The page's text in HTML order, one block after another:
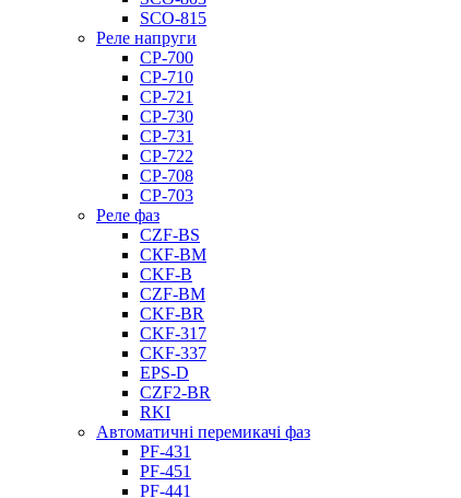
SCO-815
Реле напруги
CP-700
CP-710
CP-721
CP-730
CP-731
CP-722
CP-708
CP-703
Реле фаз
CZF-BS
CКF-BM
CKF-B
CZF-BM
CKF-BR
CKF-317
CKF-337
EPS-D
CZF2-BR
RKI
Автоматичні перемикачі фаз
PF-431
PF-451
PF-441